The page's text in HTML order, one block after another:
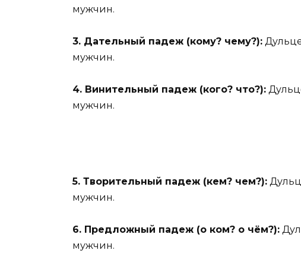
мужчин.
3. Дательный падеж (кому? чему?):
мужчин.
4. Винительный падеж (кого? что?):
мужчин.
5. Творительный падеж (кем? чем?):
мужчин.
6. Предложный падеж (о ком? о чём?):
мужчин.